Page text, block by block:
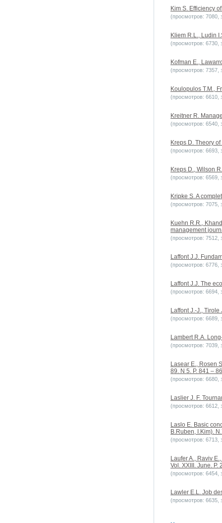
Kim S. Efficiency
(просмотров: 7080,
Kliem R.L., Ludin
(просмотров: 6730,
Kofman E.,
(просмотров: 7357,
Koulopulos T.M.,
(просмотров: 6610,
Kreitner R.
(просмотров: 6540,
Kreps D. Theory
(просмотров: 6693,
Kreps D., Wilson
(просмотров: 6569,
Kripke S. A
(просмотров: 7075,
Kuehn R.R.,
management
(просмотров: 7512,
Laffont J.J.
(просмотров: 6776,
Laffont J.J. The
(просмотров: 6694,
Laffont J.-J.,
(просмотров: 6689,
Lambert R.A.
(просмотров: 7039,
Lasear E., Rosen
89. N 5. P. 841 –
(просмотров: 6680,
Laslier J. F.
(просмотров: 6612,
Laslo E. Basic
B.Ruben, I.Kim).
(просмотров: 6713,
Laufer A., Raviv
Vol. XXIII. June. P.
(просмотров: 6454,
Lawler E.L. Job
(просмотров: 6635,